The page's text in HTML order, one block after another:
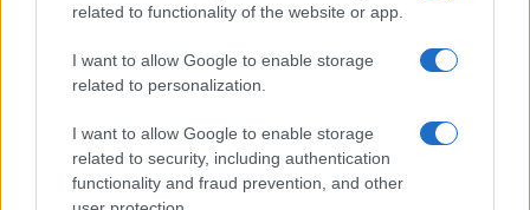
related to functionality of the website or app.
I want to allow Google to enable storage
related to personalization.
I want to allow Google to enable storage
related to security, including authentication
functionality and fraud prevention, and other